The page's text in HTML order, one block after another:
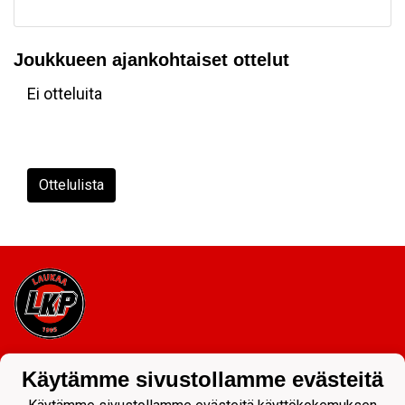
Joukkueen ajankohtaiset ottelut
Ei otteluita
Ottelulista
Tietosuojaseloste
Käytämme sivustollamme evästeitä